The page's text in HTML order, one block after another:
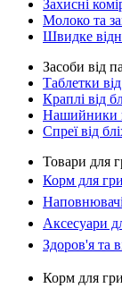
Захисні
Молоко та
Швидке
Засоби від
Таблетки від
Краплі від
Нашийники
Спреї від
Товари для
Корм для
Аксесуари
Здоров'я та
Корм для